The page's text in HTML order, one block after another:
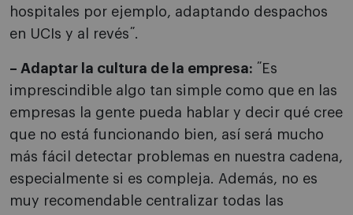
hospitales por ejemplo, adaptando despachos
en UCIs y al revés˝.
– Adaptar la cultura de la empresa: ˝Es
imprescindible algo tan simple como que en las
empresas la gente pueda hablar y decir qué cree
que no está funcionando bien, así será mucho
más fácil detectar problemas en nuestra cadena,
especialmente si es compleja. Además, no es
muy recomendable centralizar todas las